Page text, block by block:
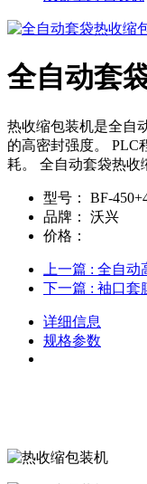
全自动套
热收缩包装机是全自
的高密封强度。 PLC
耗。 全自动套袋热收
型号：
BF-
品牌：
沃兴
价格：
上一篇 : 全自动
下一篇 : 袖口套
详细信息
规格参数